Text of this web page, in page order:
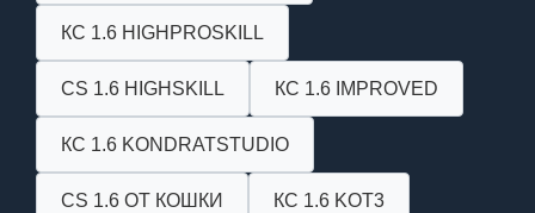
КС 1.6 HIGHPROSKILL
CS 1.6 HIGHSKILL КС 1.6 IMPROVED
КС 1.6 KONDRATSTUDIO
CS 1.6 ОТ КОШКИ КС 1.6 KOT3